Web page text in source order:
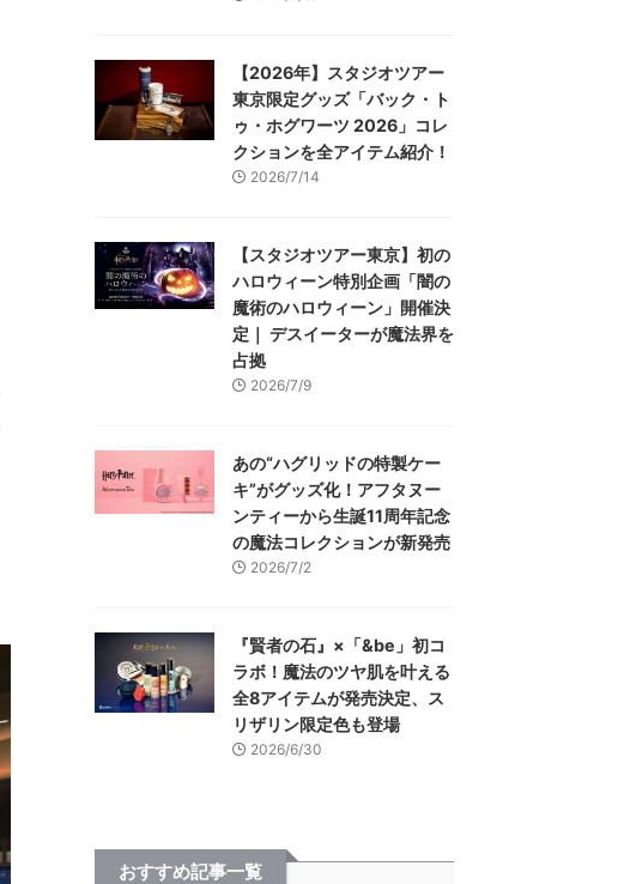
【2026年】スタジオツアー
東京限定グッズ「バック・ト
ゥ・ホグワーツ 2026」コレ
クションを全アイテム紹介！
2026/7/14
【スタジオツアー東京】初の
ハロウィーン特別企画「闇の
魔術のハロウィーン」開催決
定｜ デスイーターが魔法界を
占拠
2026/7/9
あの“ハグリッドの特製ケー
キ”がグッズ化！アフタヌー
ンティーから生誕11周年記念
の魔法コレクションが新発売
2026/7/2
『賢者の石』×「&be」初コ
ラボ！魔法のツヤ肌を叶える
全8アイテムが発売決定、ス
リザリン限定色も登場
2026/6/30
おすすめ記事一覧